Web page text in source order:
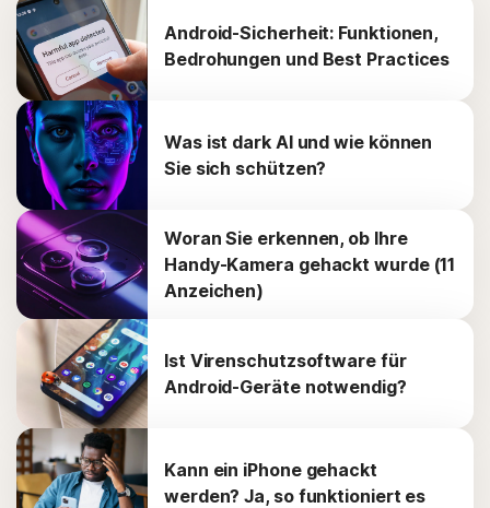
Android-Sicherheit: Funktionen,
Bedrohungen und Best Practices
Was ist dark AI und wie können
Sie sich schützen?
Woran Sie erkennen, ob Ihre
Handy-Kamera gehackt wurde (11
Anzeichen)
Ist Virenschutzsoftware für
Android-Geräte notwendig?
Kann ein iPhone gehackt
werden? Ja, so funktioniert es